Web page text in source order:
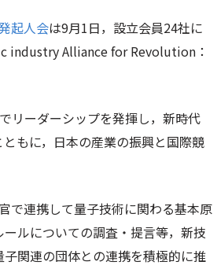
起人会は9月1日，設立会員24社に
industry Alliance for Revolution：
リーダーシップを発揮し，新時代
もに，日本の産業の振興と国際競
で連携して量子技術に関わる基本原
ルについての調査・提言等，新技
関連の団体との連携を積極的に推